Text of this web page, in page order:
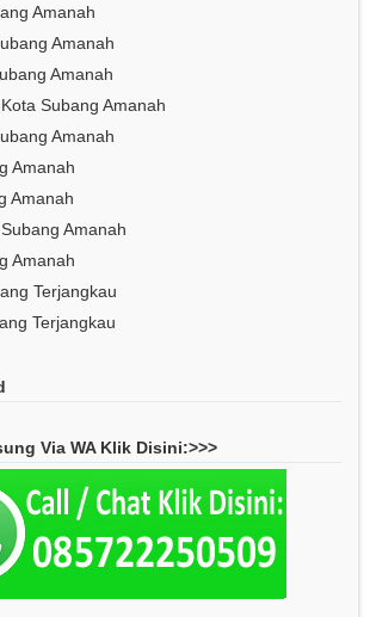
Amanah
Amanah
Amanah
Subang Amanah
Amanah
Amanah
Amanah
Amanah
Amanah
Terjangkau
Terjangkau
Via WA Klik Disini:>>>